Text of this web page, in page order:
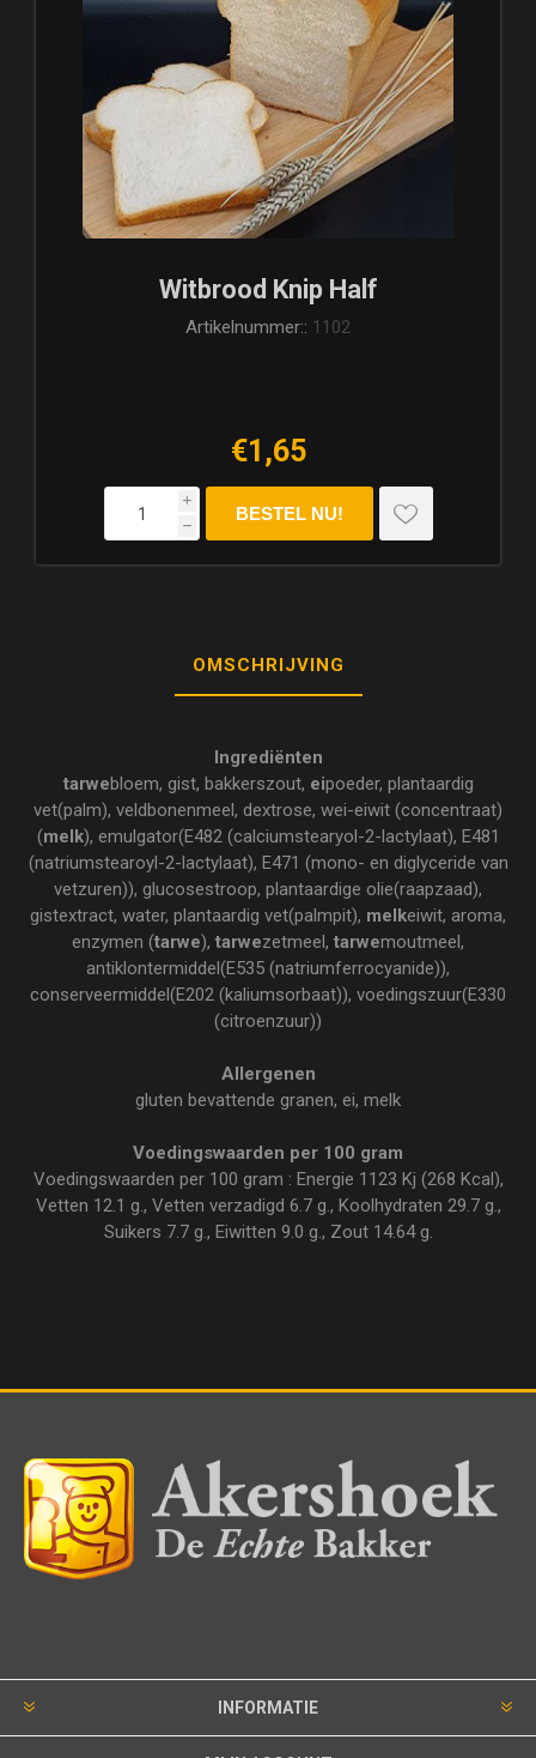
Witbrood Knip Half
Artikelnummer:: 1102
€1,65
i
h
OMSCHRIJVING
Ingrediënten
tarwebloem, gist, bakkerszout, eipoeder, plantaardig
vet(palm), veldbonenmeel, dextrose, wei-eiwit (concentraat)
(melk), emulgator(E482 (calciumstearyol-2-lactylaat), E481
(natriumstearoyl-2-lactylaat), E471 (mono- en diglyceride van
vetzuren)), glucosestroop, plantaardige olie(raapzaad),
gistextract, water, plantaardig vet(palmpit), melkeiwit, aroma,
enzymen (tarwe), tarwezetmeel, tarwemoutmeel,
antiklontermiddel(E535 (natriumferrocyanide)),
conserveermiddel(E202 (kaliumsorbaat)), voedingszuur(E330
(citroenzuur))
Allergenen
gluten bevattende granen, ei, melk
Voedingswaarden per 100 gram
Voedingswaarden per 100 gram : Energie 1123 Kj (268 Kcal),
Vetten 12.1 g., Vetten verzadigd 6.7 g., Koolhydraten 29.7 g.,
Suikers 7.7 g., Eiwitten 9.0 g., Zout 14.64 g.
INFORMATIE